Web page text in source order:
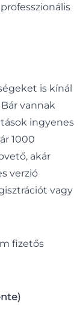
is kínál
vannak
ingyenes
1000
akár
verzió
vagy
fizetős